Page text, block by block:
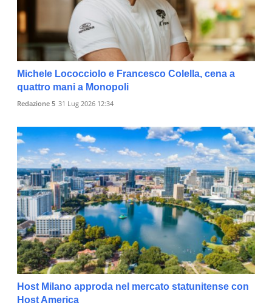
Michele Lococciolo e Francesco Colella, cena a
quattro mani a Monopoli
Redazione 5 31 Lug 2026 12:34
Host Milano approda nel mercato statunitense con
Host America